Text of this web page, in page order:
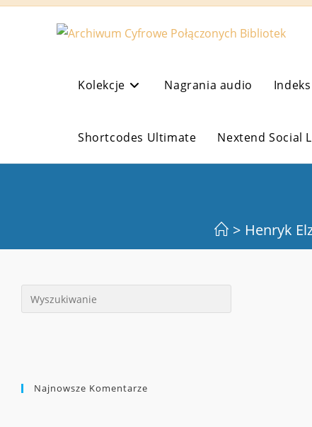
Koniec
Kolekcje Nagrania audio
Shortcodes Ultimate Nextend Social
> Henryk
Najnowsze Komentarze